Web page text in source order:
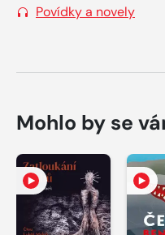
Povídky a novely
Mohlo by se